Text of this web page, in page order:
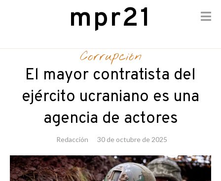
mpr21
Corrupción
El mayor contratista del
ejército ucraniano es una
agencia de actores
Redacción 30 de octubre de 2025